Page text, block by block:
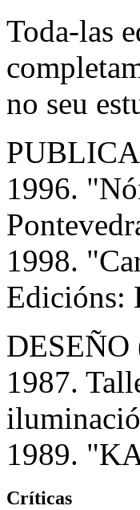
Toda-las
no seu
1996.
1998.
Edicións:
DESEÑO
1987.
1989.
Críticas